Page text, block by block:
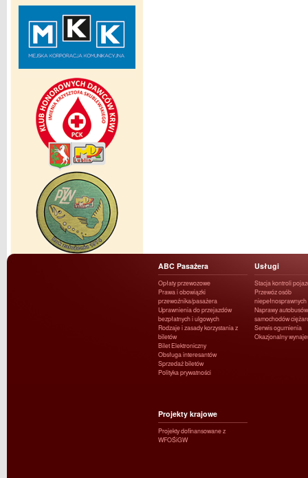
ABC Pasażera
Opłaty przewozowe
Prawa i obowiązki
przewoźnika/pasażera
Uprawnienia do przejazdów
bezpłatnych i ulgowych
Rodzaje i zasady korzystania z
biletów
Bilet Elektroniczny
Obsługa interesantów
Sprzedaż biletów
Polityka prywatności
Usługi
Stacja kontroli
Przewóz osób
niepełnosprawnych
Naprawy
samochodów
Serwis ogumienia
Okazjonalny
Projekty krajowe
Projekty dofinansowane z
WFOŚiGW